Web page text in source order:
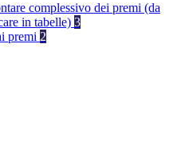
complessivo dei premi (da
in tabelle) 3
premi 2